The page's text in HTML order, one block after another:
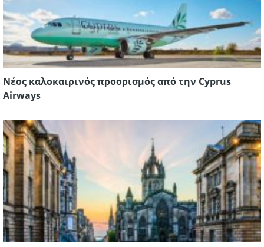
Νέος καλοκαιρινός προορισμός από την Cyprus
Airways